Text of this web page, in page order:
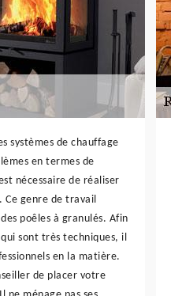
systèmes de chauffage
en termes de
nécessaire de réaliser
Ce genre de travail
poêles à granulés. Afin
sont très techniques, il
en la matière.
de placer votre